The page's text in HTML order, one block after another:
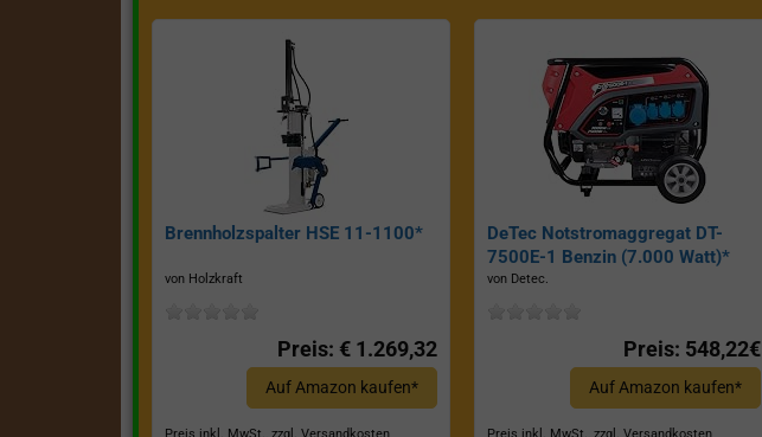
Brennholzspalter HSE 11-1100*
von Holzkraft
Preis: € 1.269,32
Auf Amazon kaufen*
DeTec Notstromaggregat DT-
7500E-1 Benzin (7.000 Watt)*
von Detec.
Preis: 548,22€
Auf Amazon kaufen*